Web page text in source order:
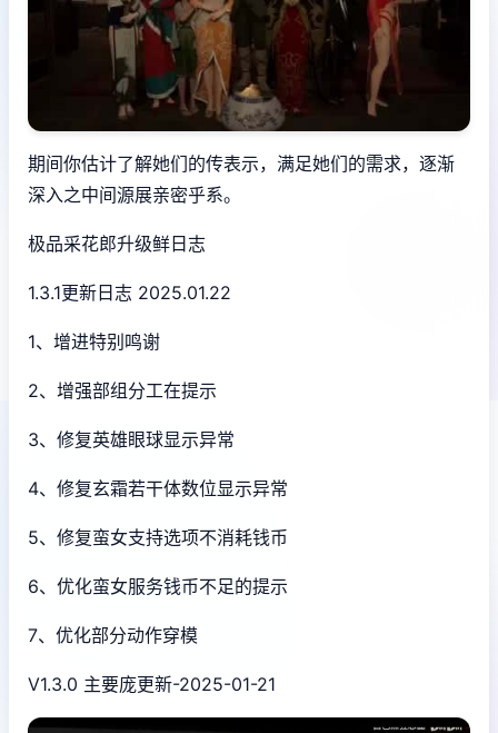
期间你估计了解她们的传表示，满足她们的需求，逐渐
深入之中间源展亲密乎系。
极品采花郎升级鲜日志
1.3.1更新日志 2025.01.22
1、增进特别鸣谢
2、增强部组分工在提示
3、修复英雄眼球显示异常
4、修复玄霜若干体数位显示异常
5、修复蛮女支持选项不消耗钱币
6、优化蛮女服务钱币不足的提示
7、优化部分动作穿模
V1.3.0 主要庞更新-2025-01-21